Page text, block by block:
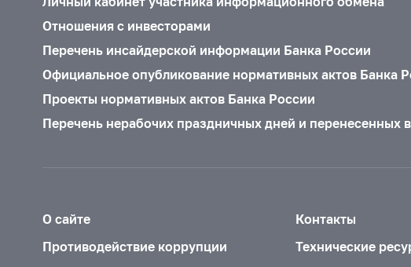
Отношения с инвесторами
Перечень инсайдерской информации Банка России
Официальное опубликование нормативных актов Банка
Проекты нормативных актов Банка России
Перечень нерабочих праздничных дней и перенесенных
О сайте
Контакты
Противодействие коррупции
Технические